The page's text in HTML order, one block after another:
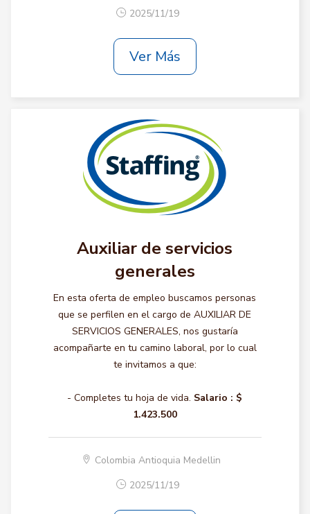
2025/11/19
Ver Más
Auxiliar de servicios
generales
En esta oferta de empleo buscamos personas
que se perfilen en el cargo de AUXILIAR DE
SERVICIOS GENERALES, nos gustaría
acompañarte en tu camino laboral, por lo cual
te invitamos a que:
- Completes tu hoja de vida. Salario : $
1.423.500
Colombia Antioquia Medellin
2025/11/19